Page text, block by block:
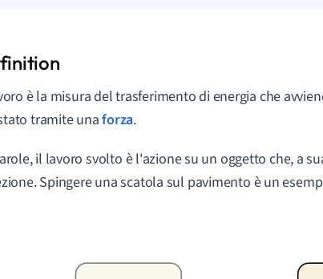
è la misura del trasferimento di energia che
tramite unaforza.
il lavoro svolto è l'azione su un oggetto che, a
Spingere una scatola sul pavimento è un